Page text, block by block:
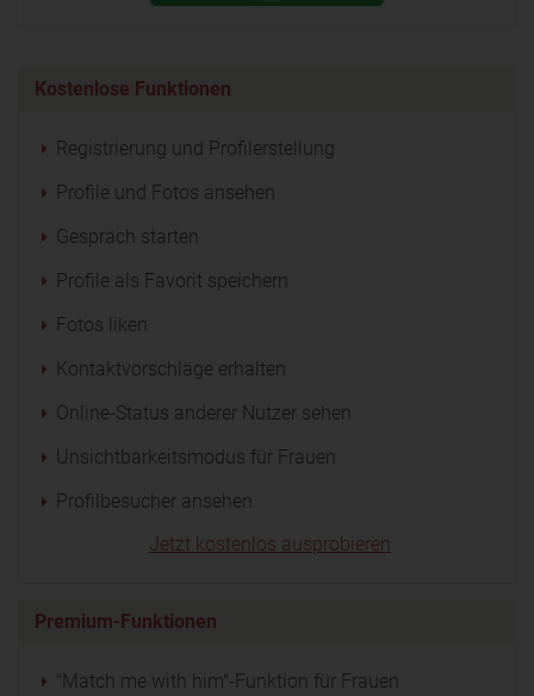
Kostenlose Funktionen
Registrierung und Profilerstellung
Profile und Fotos ansehen
Gespräch starten
Profile als Favorit speichern
Fotos liken
Kontaktvorschläge erhalten
Online-Status anderer Nutzer sehen
Unsichtbarkeitsmodus für Frauen
Profilbesucher ansehen
Jetzt kostenlos ausprobieren
Premium-Funktionen
"Match me with him"-Funktion für Frauen